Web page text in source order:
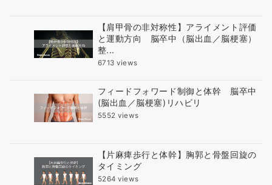
【肩甲骨の非対称性】アライメント評価
と運動方向 脳卒中（脳出血／脳梗塞）
整...
6713 views
フィードフォワード制御と体幹 脳卒中
(脳出血／脳梗塞)リハビリ
5552 views
【片麻痺歩行と体幹】胸郭と骨盤回旋の
タイミング
5264 views